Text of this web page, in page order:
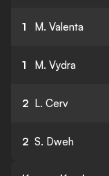
1 M. Valenta
1 M. Vydra
2 L. Cerv
2 S. Dweh